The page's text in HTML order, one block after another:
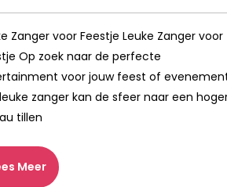
Zanger
Voor
Jouw
Zanger voor Feestje Leuke Zanger voor
Op zoek naar de perfecte
voor jouw feest of
zanger kan de sfeer naar een
tillen
MeerLees
Meer